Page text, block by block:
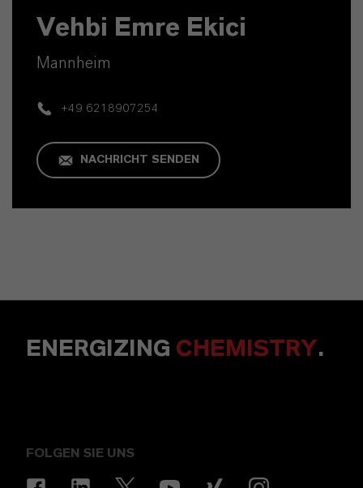
Vehbi Emre Ekici
Mannheim
+49 6218907254
NACHRICHT SENDEN
ENERGIZING CHEMISTRY.
FOLGEN SIE UNS